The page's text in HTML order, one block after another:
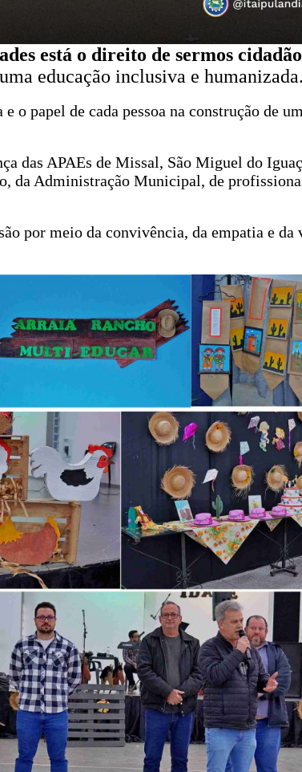
está o direito de sermos
educação inclusiva e humanizada.
papel de cada pessoa na construção de
das APAEs de Missal, São Miguel do
da Administração Municipal, de
por meio da convivência, da empatia e da